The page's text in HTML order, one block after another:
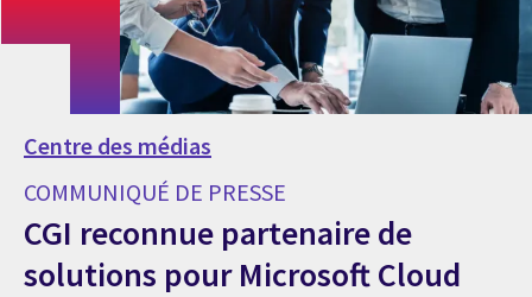
Centre des médias
COMMUNIQUÉ DE PRESSE
CGI reconnue partenaire de
solutions pour Microsoft Cloud